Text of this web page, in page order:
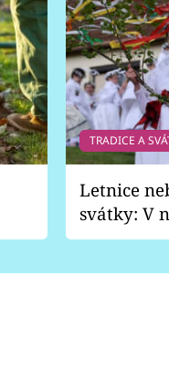
TRADICE A
Letnice
svátky: V
pondělí